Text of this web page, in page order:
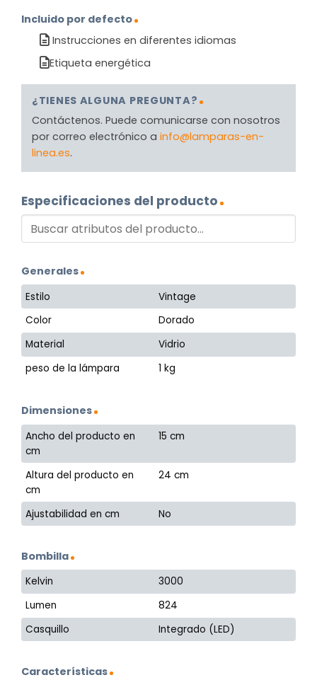
Incluido por defecto
Instrucciones en diferentes idiomas
Etiqueta energética
¿TIENES ALGUNA PREGUNTA?
Contáctenos. Puede comunicarse con nosotros
por correo electrónico a info@lamparas-en-
linea.es.
Especificaciones del producto
Generales
Estilo
Vintage
Color
Dorado
Material
Vidrio
peso de la lámpara
1 kg
Dimensiones
Ancho del producto en
cm
15 cm
Altura del producto en
cm
24 cm
Ajustabilidad en cm No
Bombilla
Kelvin
3000
Lumen
824
Casquillo
Integrado (LED)
Características